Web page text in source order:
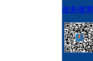
政务微博